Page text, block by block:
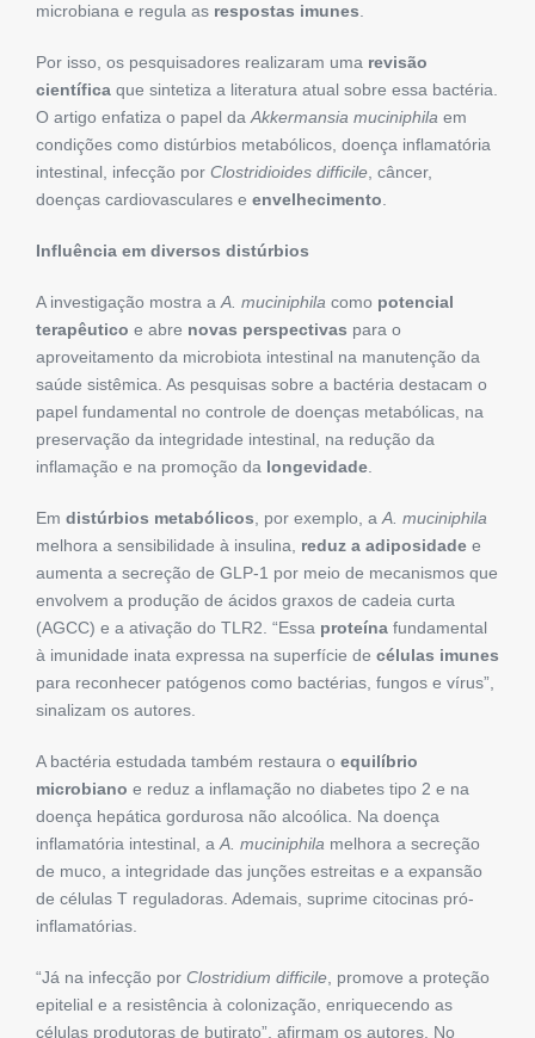
microbiana e regula as respostas imunes.
Por isso, os pesquisadores realizaram uma revisão
científica que sintetiza a literatura atual sobre essa bactéria.
O artigo enfatiza o papel daAkkermansia muciniphila em
condições como distúrbios metabólicos, doença inflamatória
intestinal, infecção por Clostridioides difficile, câncer,
doenças cardiovasculares e envelhecimento.
Influência em diversos distúrbios
A investigação mostra aA. muciniphila como potencial
terapêutico e abre novas perspectivas para o
aproveitamento da microbiota intestinal na manutenção da
saúde sistêmica. As pesquisas sobre a bactéria destacam o
papel fundamental no controle de doenças metabólicas, na
preservação da integridade intestinal, na redução da
inflamação e na promoção da longevidade.
Em distúrbios metabólicos, por exemplo, aA. muciniphila
melhora a sensibilidade à insulina, reduz a adiposidade e
aumenta a secreção de GLP-1 por meio de mecanismos que
envolvem a produção de ácidos graxos de cadeia curta
(AGCC) e a ativação do TLR2. “Essa proteína fundamental
à imunidade inata expressa na superfície de células imunes
para reconhecer patógenos como bactérias, fungos e vírus”,
sinalizam os autores.
A bactéria estudada também restaura o equilíbrio
microbiano e reduz a inflamação no diabetes tipo 2 e na
doença hepática gordurosa não alcoólica. Na doença
inflamatória intestinal, aA. muciniphila melhora a secreção
de muco, a integridade das junções estreitas e a expansão
de células T reguladoras. Ademais, suprime citocinas pró-
inflamatórias.
“Já na infecção por Clostridium difficile, promove a proteção
epitelial e a resistência à colonização, enriquecendo as
células produtoras de butirato”, afirmam os autores. No